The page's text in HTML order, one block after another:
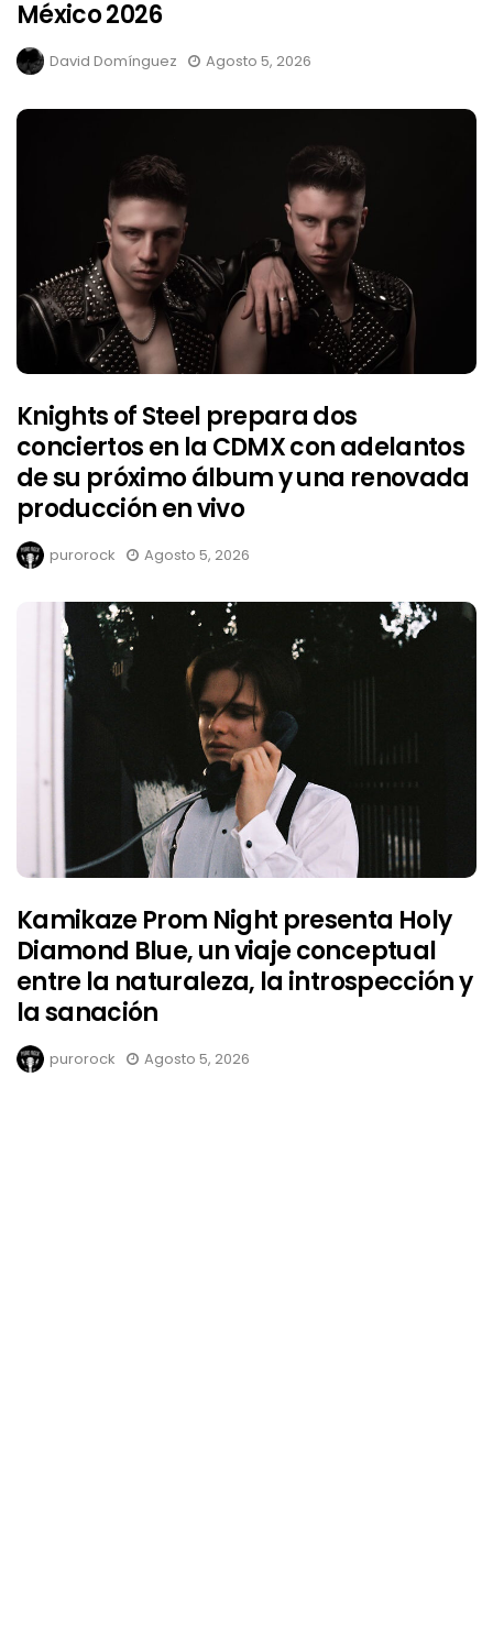
México 2026
David Domínguez Agosto 5, 2026
Knights of Steel prepara dos
conciertos en la CDMX con adelantos
de su próximo álbum y una renovada
producción en vivo
purorock Agosto 5, 2026
Kamikaze Prom Night presenta Holy
Diamond Blue, un viaje conceptual
entre la naturaleza, la introspección y
la sanación
purorock Agosto 5, 2026